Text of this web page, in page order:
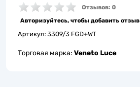
Отзывов: 0
Авторизуйтесь, чтобы добавить отзыв
Артикул: 3309/3 FGD+WT
Торговая марка: Veneto Luce